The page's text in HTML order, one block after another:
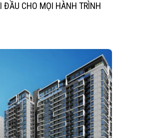
ĐẦU CHO MỌI HÀNH TRÌNH